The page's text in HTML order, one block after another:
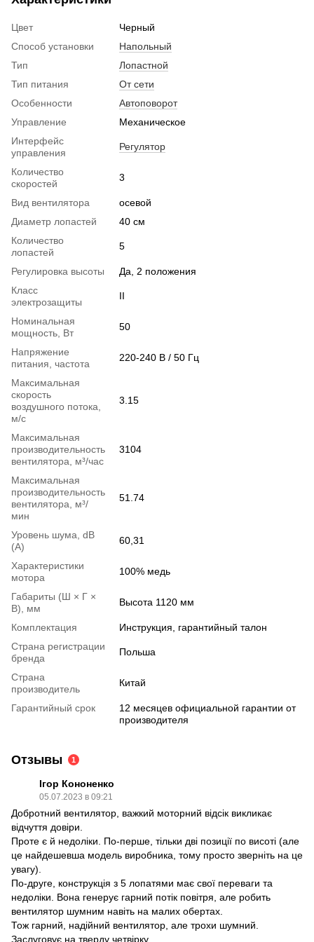
Цвет
Черный
Способ установки
Напольный
Тип
Лопастной
Тип питания
От сети
Особенности
Автоповорот
Управление
Механическое
Интерфейс
управления
Регулятор
Количество
скоростей
3
Вид вентилятора
осевой
Диаметр лопастей
40 см
Количество
лопастей
5
Регулировка высоты
Да, 2 положения
Класс
электрозащиты
II
Номинальная
мощность, Вт
50
Напряжение
питания, частота
220-240 В / 50 Гц
Максимальная
скорость
воздушного потока,
м/с
3.15
Максимальная
производительность
вентилятора, м³/час
3104
Максимальная
производительность
вентилятора, м³/
мин
51.74
Уровень шума, dB
(А)
60,31
Характеристики
мотора
100% медь
Габариты (Ш × Г ×
В), мм
Высота 1120 мм
Комплектация
Инструкция, гарантийный талон
Страна регистрации
бренда
Польша
Страна
производитель
Китай
Гарантийный срок
12 месяцев официальной гарантии от
производителя
Отзывы 1
Ігор Кононенко
05.07.2023 в 09:21
Добротний вентилятор, важкий моторний відсік викликає
відчуття довіри.
Проте є й недоліки. По-перше, тільки дві позиції по висоті (але
це найдешевша модель виробника, тому просто зверніть на це
увагу).
По-друге, конструкція з 5 лопатями має свої переваги та
недоліки. Вона генерує гарний потік повітря, але робить
вентилятор шумним навіть на малих обертах.
Тож гарний, надійний вентилятор, але трохи шумний.
Заслуговує на тверду четвірку